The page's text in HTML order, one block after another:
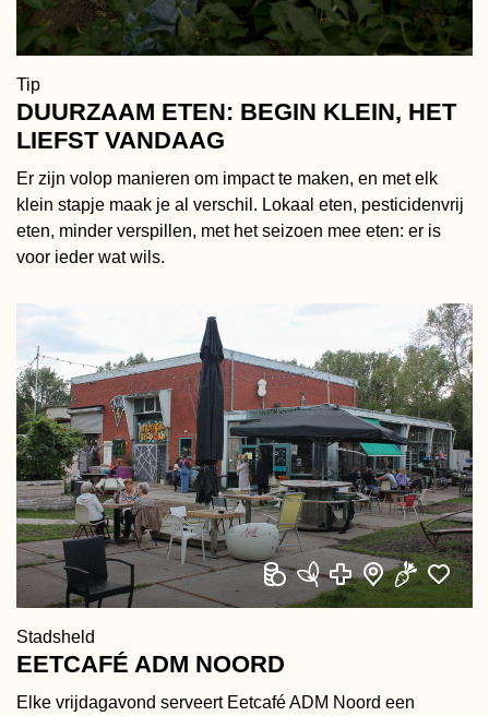
Tip
DUURZAAM ETEN: BEGIN KLEIN, HET
LIEFST VANDAAG
Er zijn volop manieren om impact te maken, en met elk
klein stapje maak je al verschil. Lokaal eten, pesticidenvrij
eten, minder verspillen, met het seizoen mee eten: er is
voor ieder wat wils.
Stadsheld
EETCAFÉ ADM NOORD
Elke vrijdagavond serveert Eetcafé ADM Noord een